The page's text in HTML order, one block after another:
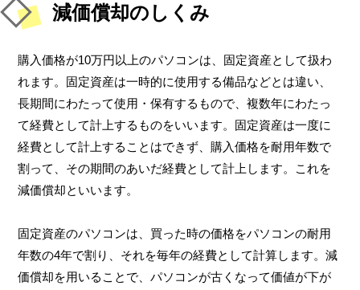
減価償却のしくみ
購入価格が10万円以上のパソコンは、固定資産として扱わ
れます。固定資産は一時的に使用する備品などとは違い、
長期間にわたって使用・保有するもので、複数年にわたっ
て経費として計上するものをいいます。固定資産は一度に
経費として計上することはできず、購入価格を耐用年数で
割って、その期間のあいだ経費として計上します。これを
減価償却といいます。
固定資産のパソコンは、買った時の価格をパソコンの耐用
年数の4年で割り、それを毎年の経費として計算します。減
価償却を用いることで、パソコンが古くなって価値が下が